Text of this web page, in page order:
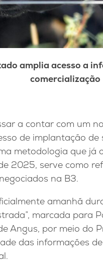
amplia acesso a
comercialização
a contar com um
de implantação
metodologia que já
2025, serve como
na B3.
amanhã
marcada para
Angus, por meio do
das informações